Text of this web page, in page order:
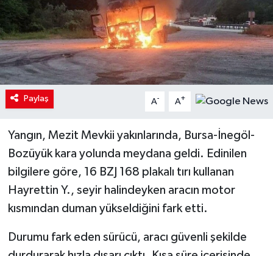
Paylaş A- A+
Yangın, Mezit Mevkii yakınlarında, Bursa-İnegöl-
Bozüyük kara yolunda meydana geldi. Edinilen
bilgilere göre, 16 BZJ 168 plakalı tırı kullanan
Hayrettin Y., seyir halindeyken aracın motor
kısmından duman yükseldiğini fark etti.
Durumu fark eden sürücü, aracı güvenli şekilde